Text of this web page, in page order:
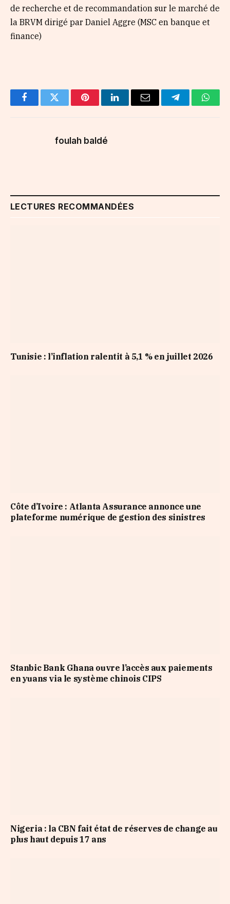
de recherche et de recommandation sur le marché de
la BRVM dirigé par Daniel Aggre (MSC en banque et
finance)
FacebookTwitter PinterestLinkedInEmail Telegram
foulah baldé
LECTURES RECOMMANDÉES
Tunisie : l’inflation ralentit à 5,1 % en juillet 2026
Côte d’Ivoire : Atlanta Assurance annonce une
plateforme numérique de gestion des sinistres
Stanbic Bank Ghana ouvre l’accès aux paiements
en yuans via le système chinois CIPS
Nigeria : la CBN fait état de réserves de change au
plus haut depuis 17 ans